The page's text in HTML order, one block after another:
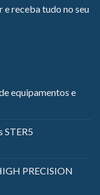
receba tudo no seu
equipamentos e
STER5
PRECISION